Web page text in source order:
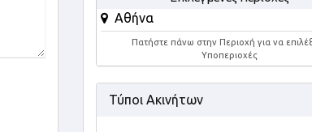
Αθήνα
Πατήστε πάνω στην Περιοχή για να
Υποπεριοχές
Τύποι Ακινήτων